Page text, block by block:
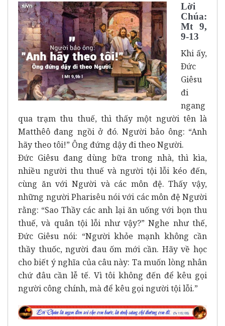
Lời
Chúa:
Mt 9,
9-13
Khi ấy,
Ðức
Giêsu
đi
ngang
qua trạm thu thuế, thì thấy một người tên là
Matthêô đang ngồi ở đó. Người bảo ông: “Anh
hãy theo tôi!” Ông đứng dậy đi theo Người.
Ðức Giêsu đang dùng bữa trong nhà, thì kìa,
nhiều người thu thuế và người tội lỗi kéo đến,
cùng ăn với Người và các môn đệ. Thấy vậy,
những người Pharisêu nói với các môn đệ Người
rằng: “Sao Thầy các anh lại ăn uống với bọn thu
thuế, và quân tội lỗi như vậy?” Nghe như thế,
Ðức Giêsu nói: “Người khỏe mạnh không cần
thầy thuốc, người đau ốm mới cần. Hãy về học
cho biết ý nghĩa của câu này: Ta muốn lòng nhân
chứ đâu cần lễ tế. Vì tôi không đến để kêu gọi
người công chính, mà để kêu gọi người tội lỗi.”